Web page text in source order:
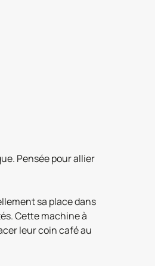
Pensée pour allier
sa place dans
Cette machine à
leur coin café au